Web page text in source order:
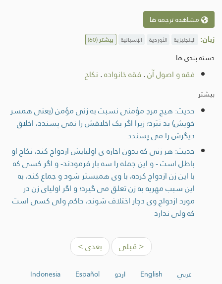
مشاهده ترجمه ها
زبان: الإنجليزية الأوردية الإسبانية بیشتر(60)
دسته بندی ها
فقه و اصول آن. فقه خانواده. نکاح
بیشتر
حديث: هيچ مردِ مؤمنی نسبت به زنی مؤمن (يعنی همسر
خويش) بد نَبَرد؛ زيرا اگر يک اخلاقش را نمی پسندد، اخلاق
ديگرش را می پسندد
حديث: هر زنی که بدون اجازه ی اولیایش ازدواج کند، نکاح او
باطل است - و این جمله را سه بار فرمودند- و اگر کسی که
با این زن ازدواج کرده، با وی همبستر شود و جماع کند، به
این سبب مهریه به زن تعلق می گیرد؛ و اگر اولیای زن در
مورد ازدواج وی دچار اختلاف شوند، حاکم ولی کسی است
که ولی ندارد
< قبلی بعدی >
عربي English اردو Español
Indonesia